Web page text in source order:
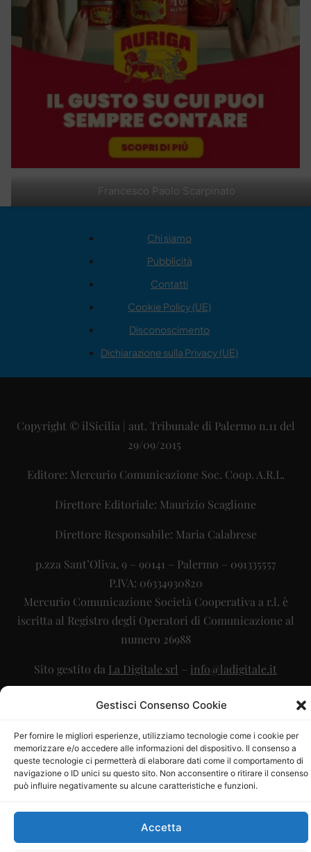
Gestisci Consenso Cookie
Per fornire le migliori esperienze, utilizziamo tecnologie come i cookie per
memorizzare e/o accedere alle informazioni del dispositivo. Il consenso a
queste tecnologie ci permetterà di elaborare dati come il comportamento di
navigazione o ID unici su questo sito. Non acconsentire o ritirare il consenso
può influire negativamente su alcune caratteristiche e funzioni.
Accetta
Francesco Paolo Scarpinato
Chi siamo
Pubblicità
Contatti
Cookie Policy (UE)
Disconoscimento
Dichiarazione sulla Privacy (UE)
Copyright © ilSicilia | aut. Tribunale di Palermo n.11 del
29/09/2015
Editore: Mercurio Comunicazione Soc. Coop. A.R.L.
Direttore Editoriale: Maurizio Scaglione
Direttore Responsabile: Maria Calabrese
p.zza Sant’Oliva, 9 – 90141 – Palermo – 091335557
P.IVA: 06334930820
Mercurio Comunicazione Società Cooperativa a r.l. è
iscritta al Registro degli Operatori di Comunicazione al
numero 26988
Sito gestito da La Digitale srl – info@ladigitale.it